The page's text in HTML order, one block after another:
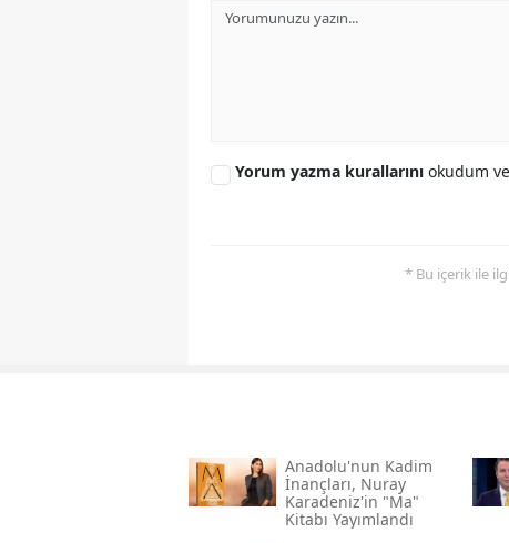
Yorum yazma kurallarını okudum
* Bu içerik ile
Anadolu'nun Kadim
İnançları, Nuray
Karadeniz'in "ma"
Kitabı Yayımlandı